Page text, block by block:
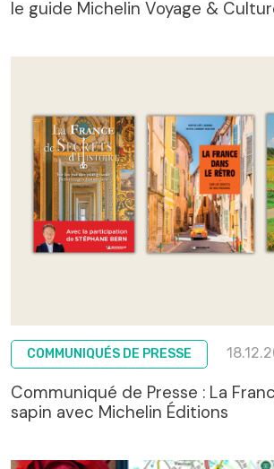
le guide Michelin Voyage &
COMMUNIQUÉS DE PRESSE
Communiqué de Presse : La
sapin avec Michelin Éditions